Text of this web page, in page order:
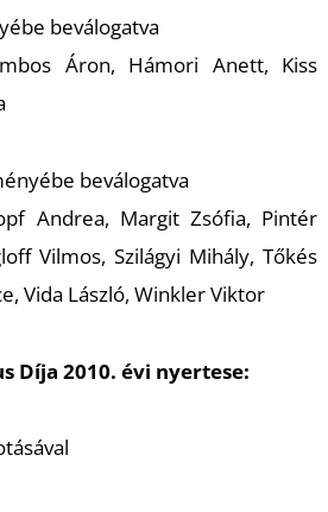
beválogatva
Áron, Hámori Anett, Kiss
beválogatva
Andrea, Margit Zsófia, Pintér
Vilmos, Szilágyi Mihály, Tőkés
Vida László, Winkler Viktor
Díja 2010. évi nyertese: